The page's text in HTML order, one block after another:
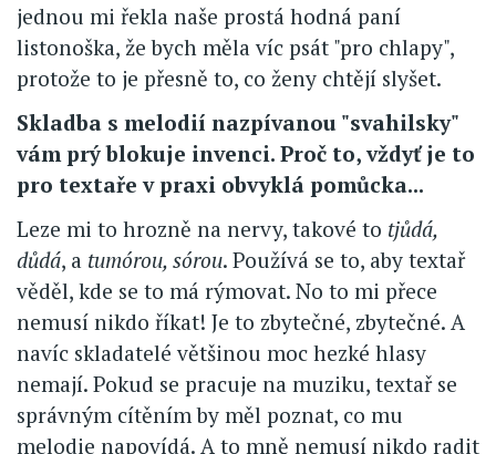
jednou mi řekla naše prostá hodná paní
listonoška, že bych měla víc psát "pro chlapy",
protože to je přesně to, co ženy chtějí slyšet.
Skladba s melodií nazpívanou "svahilsky"
vám prý blokuje invenci. Proč to, vždyť je to
pro textaře v praxi obvyklá pomůcka...
Leze mi to hrozně na nervy, takové to tjůdá,
důdá, a tumórou, sórou. Používá se to, aby textař
věděl, kde se to má rýmovat. No to mi přece
nemusí nikdo říkat! Je to zbytečné, zbytečné. A
navíc skladatelé většinou moc hezké hlasy
nemají. Pokud se pracuje na muziku, textař se
správným cítěním by měl poznat, co mu
melodie napovídá. A to mně nemusí nikdo radit